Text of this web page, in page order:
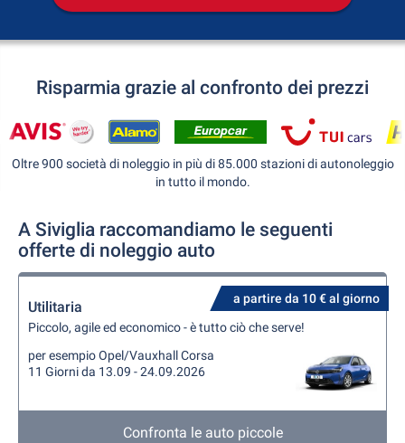
Risparmia grazie al confronto dei prezzi
Oltre 900 società di noleggio in più di 85.000 stazioni di autonoleggio
in tutto il mondo.
A Siviglia raccomandiamo le seguenti
offerte di noleggio auto
a partire da 10 € al giorno
Utilitaria
Piccolo, agile ed economico - è tutto ciò che serve!
per esempio Opel/Vauxhall Corsa
11 Giorni da 13.09 - 24.09.2026
Confronta le auto piccole